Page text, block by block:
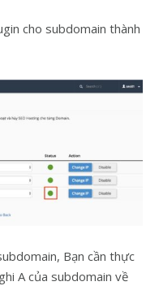
cho subdomain thành
Bạn cần thực
A của subdomain về